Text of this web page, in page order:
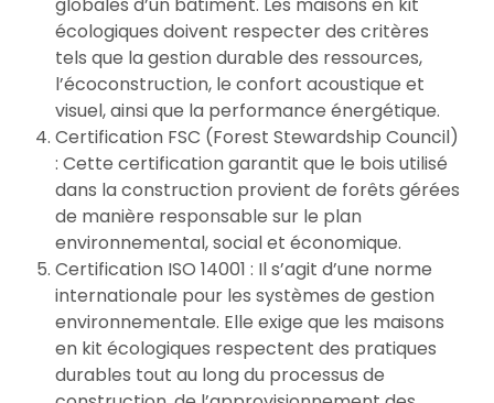
écologiques doivent respecter des critères
tels que la gestion durable des ressources,
l’écoconstruction, le confort acoustique et
visuel, ainsi que la performance énergétique.
Certification FSC (Forest Stewardship Council)
: Cette certification garantit que le bois utilisé
dans la construction provient de forêts gérées
de manière responsable sur le plan
environnemental, social et économique.
Certification ISO 14001 : Il s’agit d’une norme
internationale pour les systèmes de gestion
environnementale. Elle exige que les maisons
en kit écologiques respectent des pratiques
durables tout au long du processus de